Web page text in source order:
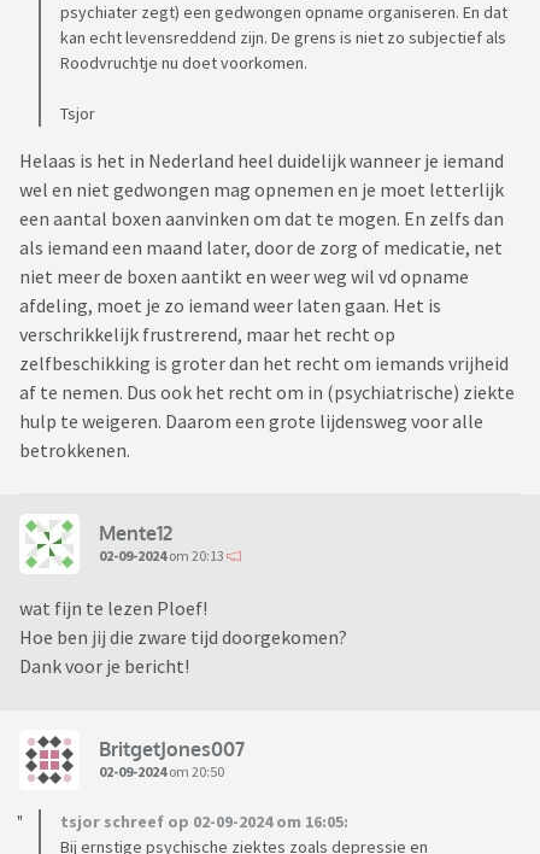
psychiater zegt) een gedwongen opname organiseren. En dat
kan echt levensreddend zijn. De grens is niet zo subjectief als
Roodvruchtje nu doet voorkomen.
Tsjor
Helaas is het in Nederland heel duidelijk wanneer je iemand
wel en niet gedwongen mag opnemen en je moet letterlijk
een aantal boxen aanvinken om dat te mogen. En zelfs dan
als iemand een maand later, door de zorg of medicatie, net
niet meer de boxen aantikt en weer weg wil vd opname
afdeling, moet je zo iemand weer laten gaan. Het is
verschrikkelijk frustrerend, maar het recht op
zelfbeschikking is groter dan het recht om iemands vrijheid
af te nemen. Dus ook het recht om in (psychiatrische) ziekte
hulp te weigeren. Daarom een grote lijdensweg voor alle
betrokkenen.
Mente12
02-09-2024om 20:13
wat fijn te lezen Ploef!
Hoe ben jij die zware tijd doorgekomen?
Dank voor je bericht!
BritgetJones007
02-09-2024om 20:50
tsjor schreef op 02-09-2024 om 16:05:
Bij ernstige psychische ziektes zoals depressie en